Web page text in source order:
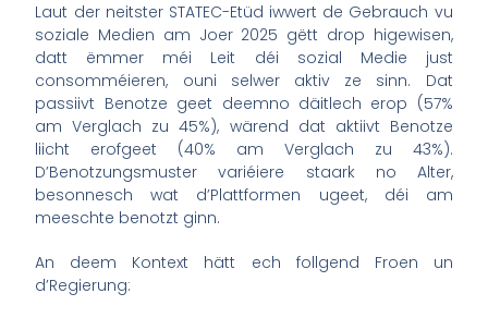
Laut der neitster STATEC-Etüd iwwert de Gebrauch vu
soziale Medien am Joer 2025 gëtt drop higewisen,
datt ëmmer méi Leit déi sozial Medie just
consomméieren, ouni selwer aktiv ze sinn. Dat
passiivt Benotze geet deemno däitlech erop (57%
am Verglach zu 45%), wärend dat aktiivt Benotze
liicht erofgeet (40% am Verglach zu 43%).
D’Benotzungsmuster variéiere staark no Alter,
besonnesch wat d’Plattformen ugeet, déi am
meeschte benotzt ginn.
An deem Kontext hätt ech follgend Froen un
d’Regierung: